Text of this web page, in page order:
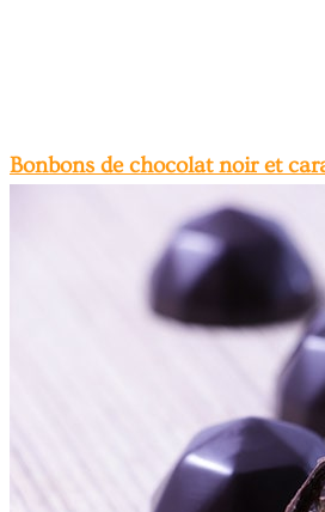
Bonbons de chocolat noir et